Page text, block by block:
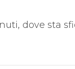
dove sta